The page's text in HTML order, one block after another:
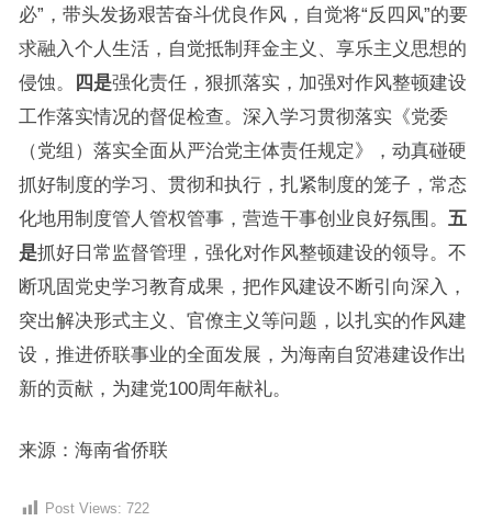
必”，带头发扬艰苦奋斗优良作风，自觉将“反四风”的要
求融入个人生活，自觉抵制拜金主义、享乐主义思想的
侵蚀。
四是强化责任，狠抓落实，加强对作风整顿建设
工作落实情况的督促检查。深入学习贯彻落实《党委
（党组）落实全面从严治党主体责任规定》，动真碰硬
抓好制度的学习、贯彻和执行，扎紧制度的笼子，常态
化地用制度管人管权管事，营造干事创业良好氛围。 五
是抓好日常监督管理，强化对作风整顿建设的领导。不
断巩固党史学习教育成果，把作风建设不断引向深入，
突出解决形式主义、官僚主义等问题，以扎实的作风建
设，推进侨联事业的全面发展，为海南自贸港建设作出
新的贡献，为建党100周年献礼。
来源：海南省侨联
Post Views: 722